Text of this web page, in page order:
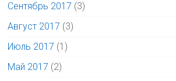
Сентябрь 2017 (3)
Август 2017 (3)
Июль 2017 (1)
Май 2017 (2)